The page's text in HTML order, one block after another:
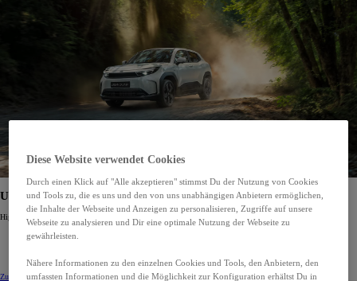
Urban Cruiser
Highlights (ausstattungsabhängig)
Kompakte Länge mit 4.285 mm
Allradantrieb verfügbar
Zur ModellseiteUrban Cruiser konfigurieren
Diese Website verwendet Cookies
Durch einen Klick auf "Alle akzeptieren" stimmst Du der Nutzung von Cookies
und Tools zu, die es uns und den von uns unabhängigen Anbietern ermöglichen,
die Inhalte der Webseite und Anzeigen zu personalisieren, Zugriffe auf unsere
Webseite zu analysieren und Dir eine optimale Nutzung der Webseite zu
gewährleisten.
Nähere Informationen zu den einzelnen Cookies und Tools, den Anbietern, den
umfassten Informationen und die Möglichkeit zur Konfiguration erhältst Du in